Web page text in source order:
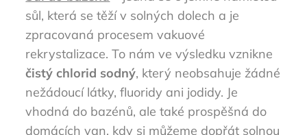
sůl, která se těží v solných dolech a je
zpracovaná procesem vakuové
rekrystalizace. To nám ve výsledku vznikne
čistý chlorid sodný, který neobsahuje žádné
nežádoucí látky, fluoridy ani jodidy. Je
vhodná do bazénů, ale také prospěšná do
domácích van, kdy si můžeme dopřát solnou